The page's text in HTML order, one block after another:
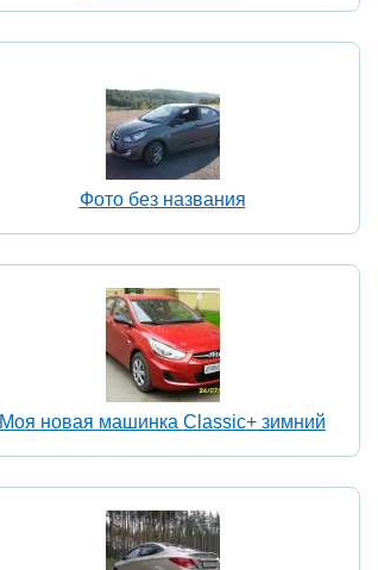
Фото без названия
Моя новая машинка Classic+ зимний